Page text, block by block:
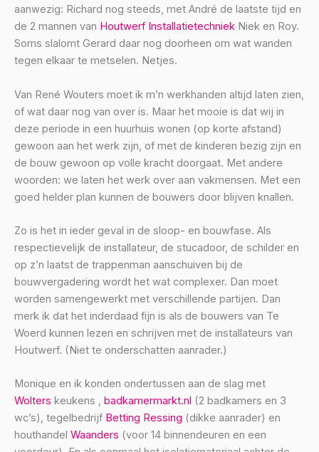
aanwezig: Richard nog steeds, met André de laatste tijd en
de 2 mannen van Houtwerf Installatietechniek Niek en Roy.
Soms slalomt Gerard daar nog doorheen om wat wanden
tegen elkaar te metselen. Netjes.
Van René Wouters moet ik m’n werkhanden altijd laten zien,
of wat daar nog van over is. Maar het mooie is dat wij in
deze periode in een huurhuis wonen (op korte afstand)
gewoon aan het werk zijn, of met de kinderen bezig zijn en
de bouw gewoon op volle kracht doorgaat. Met andere
woorden: we laten het werk over aan vakmensen. Met een
goed helder plan kunnen de bouwers door blijven knallen.
Zo is het in ieder geval in de sloop- en bouwfase. Als
respectievelijk de installateur, de stucadoor, de schilder en
op z’n laatst de trappenman aanschuiven bij de
bouwvergadering wordt het wat complexer. Dan moet
worden samengewerkt met verschillende partijen. Dan
merk ik dat het inderdaad fijn is als de bouwers van Te
Woerd kunnen lezen en schrijven met de installateurs van
Houtwerf. (Niet te onderschatten aanrader.)
Monique en ik konden ondertussen aan de slag met
Wolters keukens , badkamermarkt.nl (2 badkamers en 3
wc’s), tegelbedrijf Betting Ressing (dikke aanrader) en
houthandel Waanders (voor 14 binnendeuren en een